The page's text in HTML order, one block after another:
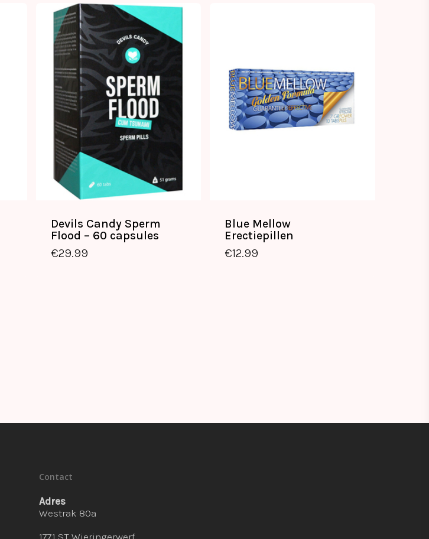
Devils Candy Sperm
Flood – 60 capsules
€29.99
€29.99
Blue Mellow
Erectiepillen
€12.99
€12.99
Contact
Adres
Westrak 80a
1771 ST Wieringerwerf